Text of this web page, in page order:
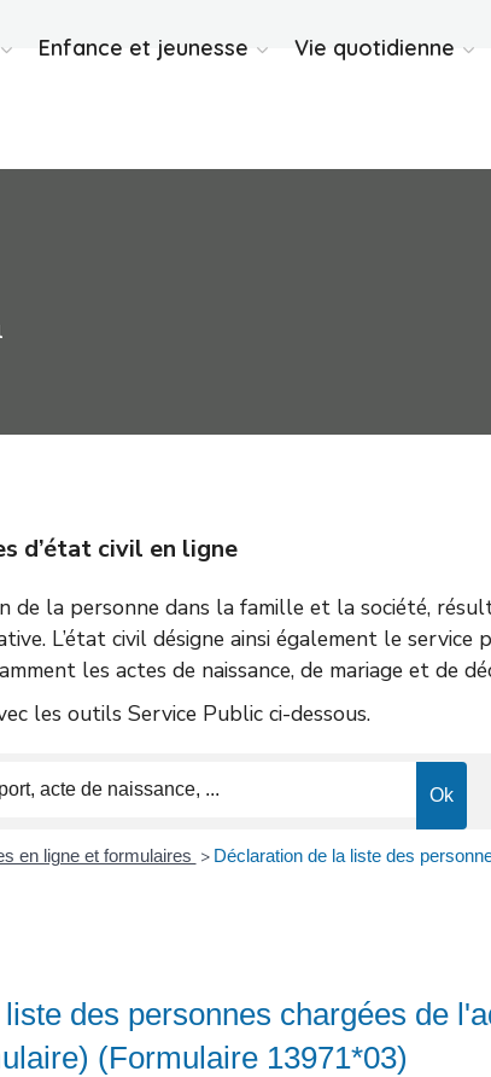
Enfance et jeunesse Vie quotidienne
d’état civil en ligne
de la personne dans la famille et la société,
L’état civil désigne ainsi également le service
les actes de naissance, de mariage et de
les outils Service Public ci-dessous.
en ligne et formulaires > Déclaration de la liste des
des personnes chargées de
(Formulaire 13971*03)